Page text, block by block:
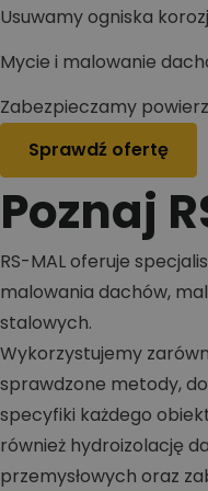
Usuwamy ogniska
Mycie i malowanie
Zabezpieczamy
Sprawdź ofertę
Poznaj
RS-MAL oferuje
malowania dachów,
stalowych.
Wykorzystujemy
sprawdzone metody,
specyfiki każdego
również hydroizolację
przemysłowych oraz